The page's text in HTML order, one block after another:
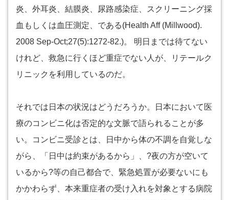
炎、外耳炎、結膜炎、尿路感染症、スクリーニング採
血もしくは血圧測定、である(Health Aff (Millwood).
2008 Sep-Oct;27(5):1272-82.)。 明日までは待てない
けれど、救急に行くほど重症でない人が、リテールク
リニックを利用しているのだ。
それでは日本の状況はどうだろうか。日本において医
療のコンビニ化は否定的な文脈で語られることが多
い。コンビニ受診とは、日中から体の不調を自覚しな
がら、「日中は約束があるから」、?夜の方が空いて
いるから?等の自己都合で、緊急処置が必要ないにも
かかわらず、本来重症者の受け入れを対象とする病院